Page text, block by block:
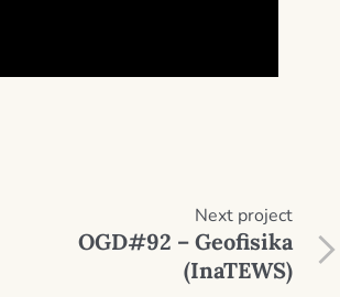
Next project
OGD#92 – Geofisika
(InaTEWS)